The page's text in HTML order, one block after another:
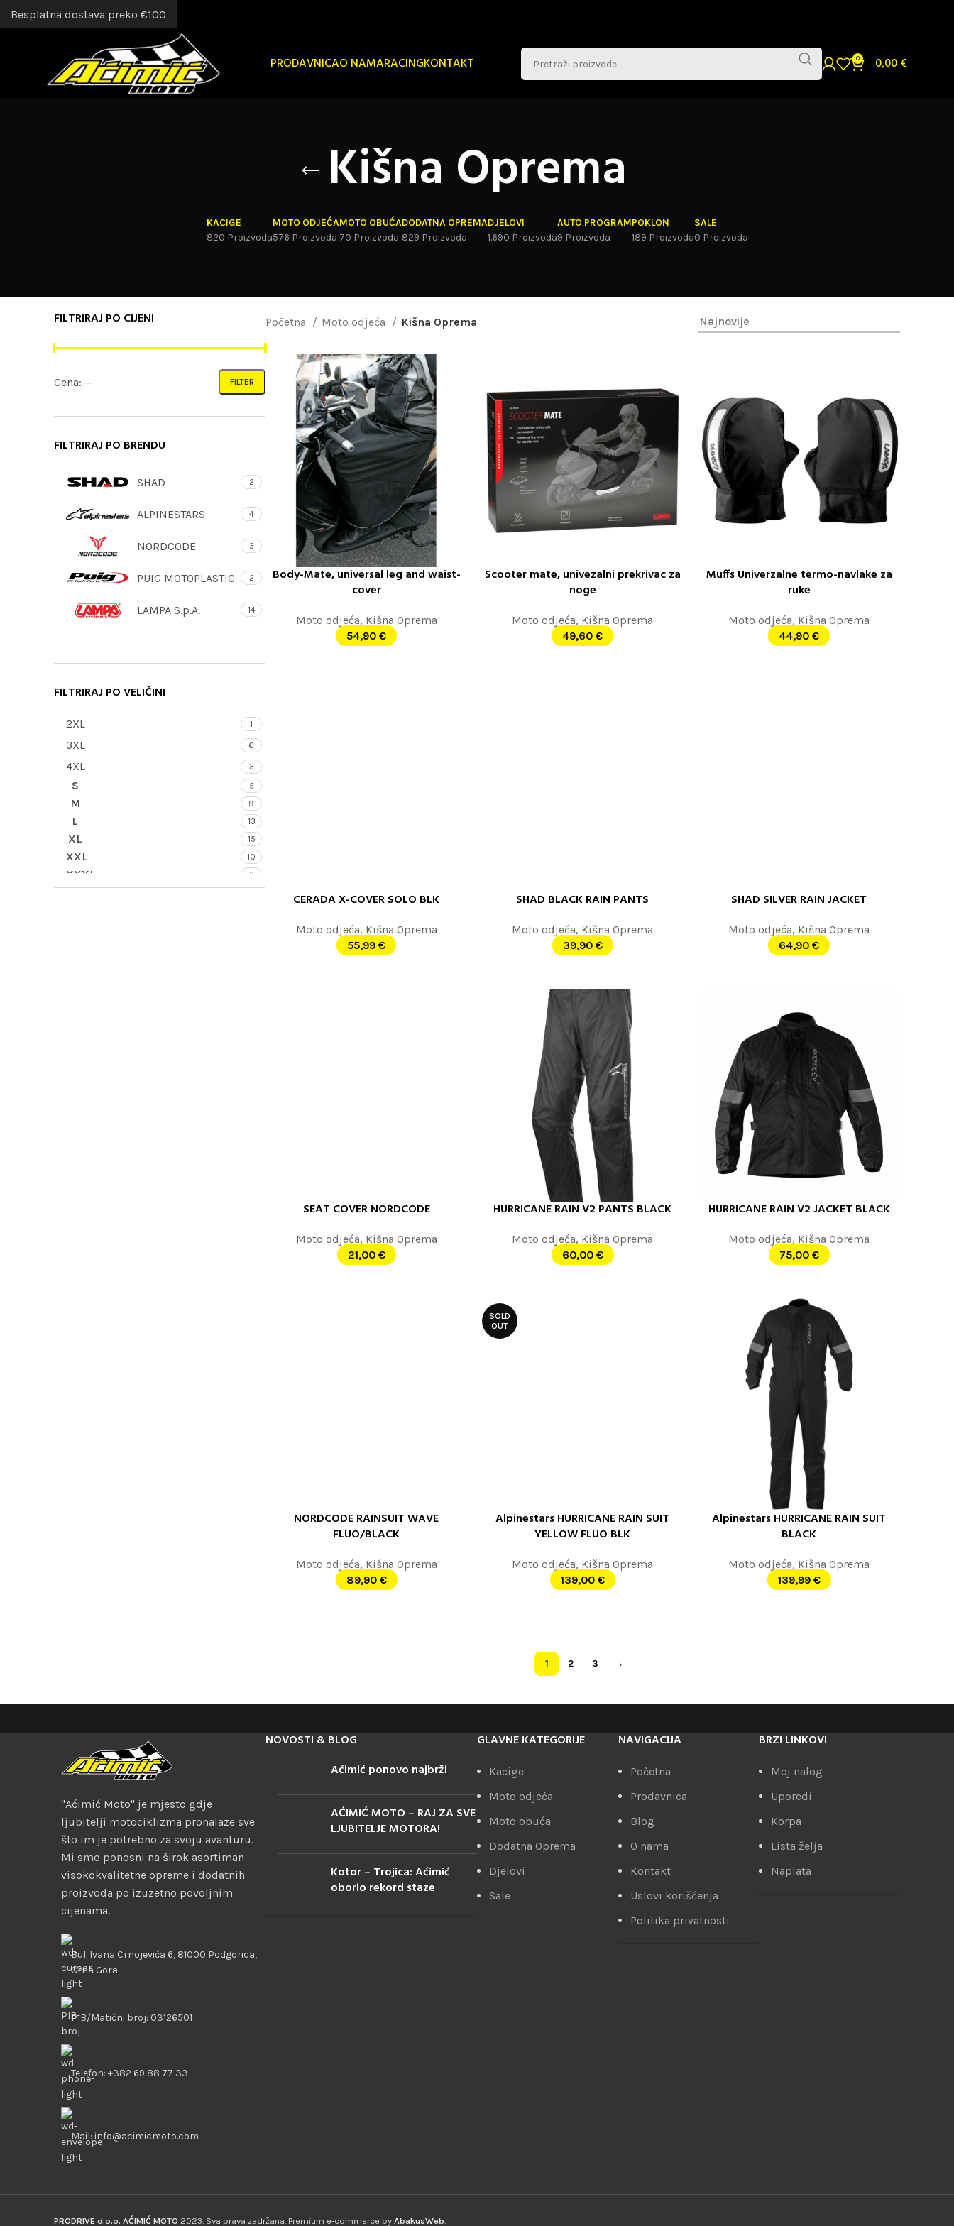
PRODAVNICAO NAMARACINGKONTAKT 0 0,00€
Kišna Oprema
KACIGE
820 Proizvoda
MOTO ODJEĆA
576 Proizvoda
MOTO OBUĆA
70 Proizvoda
DODATNA OPREMA
829 Proizvoda
DJELOVI
1.690 Proizvoda
AUTO PROGRAM
9 Proizvoda
POKLON
189 Proizvoda
SALE
0 Proizvoda
FILTRIRAJ PO CIJENI
FILTER
Cena: —
FILTRIRAJ PO BRENDU
SHAD 2
ALPINESTARS 4
NORDCODE 3
PUIG MOTOPLASTIC 2
LAMPA S.p.A. 14
FILTRIRAJ PO VELIČINI
2XL 1
3XL 6
4XL 3
S 5
M 9
L 13
XL 15
XXL 10
XXXL 2
Početna Moto odjeća Kišna Oprema
DODAJ U KORPU
Body-Mate, universal leg and waist-
cover
Moto odjeća, Kišna Oprema
54,90€
DODAJ U KORPU
Scooter mate, univezalni prekrivac za
noge
Moto odjeća, Kišna Oprema
49,60€
DODAJ U KORPU
Muffs Univerzalne termo-navlake za
ruke
Moto odjeća, Kišna Oprema
44,90€
PROČITAJTE JOŠ
CERADA X-COVER SOLO BLK
Moto odjeća, Kišna Oprema
55,99€
PROČITAJTE JOŠ
SHAD BLACK RAIN PANTS
Moto odjeća, Kišna Oprema
39,90 €
PROČITAJTE JOŠ
SHAD SILVER RAIN JACKET
Moto odjeća, Kišna Oprema
64,90€
ODABERITE OPCIJE
SEAT COVER NORDCODE
Moto odjeća, Kišna Oprema
21,00 €
ODABERITE OPCIJE
HURRICANE RAIN V2 PANTS BLACK
Moto odjeća, Kišna Oprema
60,00 €
ODABERITE OPCIJE
HURRICANE RAIN V2 JACKET BLACK
Moto odjeća, Kišna Oprema
75,00 €
ODABERITE OPCIJE
NORDCODE RAINSUIT WAVE
FLUO/BLACK
Moto odjeća, Kišna Oprema
89,90 €
SOLD
OUT
ODABERITE OPCIJE
Alpinestars HURRICANE RAIN SUIT
YELLOW FLUO BLK
Moto odjeća, Kišna Oprema
139,00 €
ODABERITE OPCIJE
Alpinestars HURRICANE RAIN SUIT
BLACK
Moto odjeća, Kišna Oprema
139,99 €
1 2 3 →
"Aćimić Moto" je mjesto gdje
ljubitelji motociklizma pronalaze sve
što im je potrebno za svoju avanturu.
Mi smo ponosni na širok asortiman
visokokvalitetne opreme i dodatnih
proizvoda po izuzetno povoljnim
cijenama.
Bul. Ivana Crnojevića 6, 81000 Podgorica,
Crna Gora
PIB/Matični broj: 03126501
Telefon: +382 69 88 77 33
Mail: info@acimicmoto.com
NOVOSTI & BLOG
Aćimić ponovo najbrži
AĆIMIĆ MOTO – RAJ ZA SVE
LJUBITELJE MOTORA!
Kotor – Trojica: Aćimić
oborio rekord staze
GLAVNE KATEGORIJE
Kacige
Moto odjeća
Moto obuća
Dodatna Oprema
Djelovi
Sale
NAVIGACIJA
Početna
Prodavnica
Blog
O nama
Kontakt
Uslovi korišćenja
Politika privatnosti
BRZI LINKOVI
Moj nalog
Uporedi
Korpa
Lista želja
Naplata
PRODRIVE d.o.o. AĆIMIĆ MOTO 2023. Sva prava zadržana. Premium e-commerce by AbakusWeb
Besplatna dostava preko €100